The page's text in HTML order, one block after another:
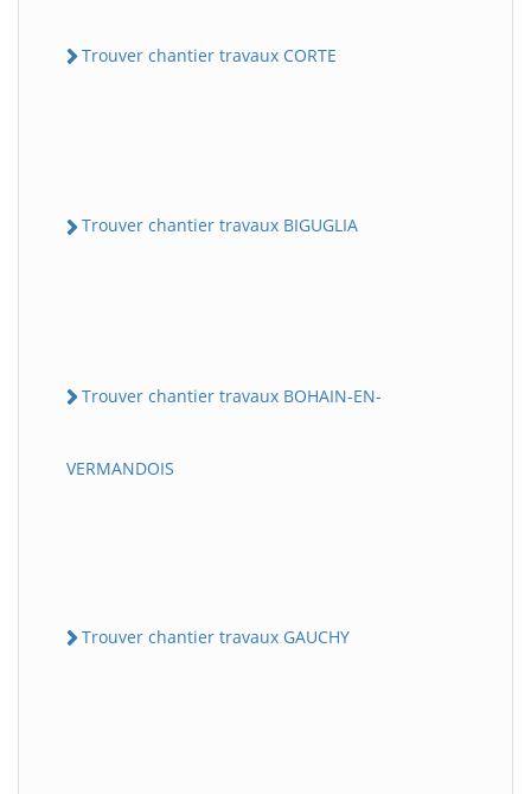
Trouver chantier travaux CORTE
Trouver chantier travaux BIGUGLIA
Trouver chantier travaux BOHAIN-EN-
VERMANDOIS
Trouver chantier travaux GAUCHY